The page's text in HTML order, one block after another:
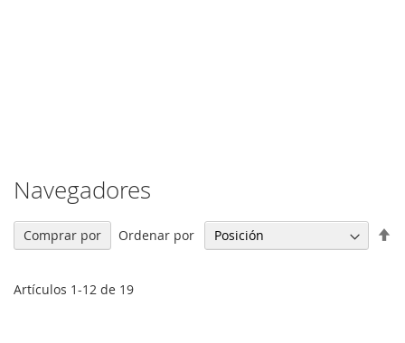
Navegadores
Artículos 1-12 de 19
Ordenar por
Comprar por